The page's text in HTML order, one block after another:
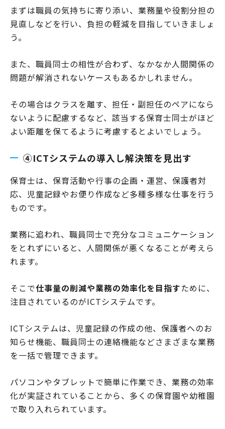
まずは職員の気持ちに寄り添い、業務量や役割分担の
見直しなどを行い、負担の軽減を目指していきましょ
う。
また、職員同士の相性が合わず、なかなか人間関係の
問題が解消されないケースもあるかしれません。
その場合はクラスを離す、担任・副担任のペアになら
ないように配慮するなど、該当する保育士同士がほど
よい距離を保てるように考慮するとよいでしょう。
④ICTシステムの導入し解決策を見出す
保育士は、保育活動や行事の企画・運営、保護者対
応、児童記録やお便り作成など多種多様な仕事を行う
ものです。
業務に追われ、職員同士で充分なコミュニケーション
をとれずにいると、人間関係が悪くなることが考えら
れます。
そこで仕事量の削減や業務の効率化を目指すために、
注目されているのがICTシステムです。
ICTシステムは、児童記録の作成の他、保護者へのお
知らせ機能、職員同士の連絡機能などさまざまな業務
を一括で管理できます。
パソコンやタブレットで簡単に作業でき、業務の効率
化が実証されていることから、多くの保育園や幼稚園
で取り入れられています。